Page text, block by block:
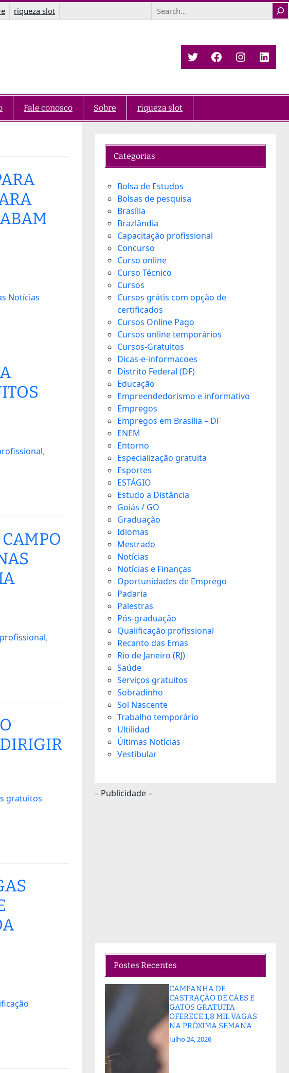
riqueza slot Search
TwitterFacebook
Fale conosco Sobre riqueza slot
Notícias
gratuitos
Categorias
Bolsa de Estudos
Bolsas de pesquisa
Brasília
Brazlândia
Capacitação profissional
Concurso
Curso online
Curso Técnico
Cursos
Cursos grátis com opção de
certificados
Cursos Online Pago
Cursos online temporários
Cursos-Gratuitos
Dicas-e-informacoes
Distrito Federal (DF)
Educação
Empreendedorismo e informativo
Empregos
Empregos em Brasília – DF
ENEM
Entorno
Especialização gratuita
Esportes
ESTÁGIO
Estudo a Distância
Goiás / GO
Graduação
Idiomas
Mestrado
Notícias
Notícias e Finanças
Oportunidades de Emprego
Padaria
Palestras
Pós-graduação
Qualificação profissional
Recanto das Emas
Rio de Janeiro (RJ)
Saúde
Serviços gratuitos
Sobradinho
Sol Nascente
Trabalho temporário
Ultilidad
Últimas Notícias
Vestibular
– Publicidade –
Postes Recentes
CAMPANHA DE
CASTRAÇÃO DE CÃES E
GATOS GRATUITA
OFERECE 1,8 MIL VAGAS
NA PRÓXIMA SEMANA
Julho 24, 2026